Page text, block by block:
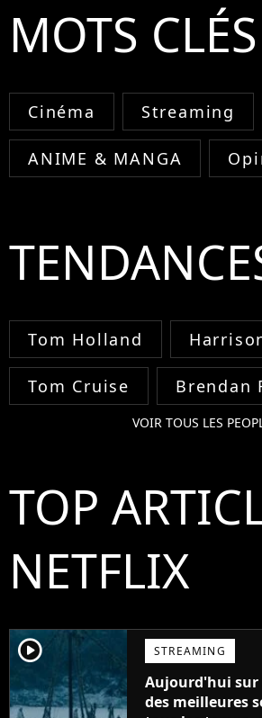
MOTS CLÉS
Cinéma Streaming
ANIME & MANGA
Tom Holland
Tom Cruise Brendan
VOIR TOUS LES
TOP
NETFLIX
player2 STREAMING
Aujourd'hui sur
des meilleures